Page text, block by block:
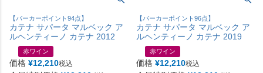
【パーカーポイント94点】
カテナ サパータ マルベック ア
ルヘンティーノ カテナ 2012
赤ワイン
価格 ¥12,210税込
【パーカーポイント96点】
カテナ サパータ マルベック ア
ルヘンティーノ カテナ 2019
赤ワイン
価格 ¥12,210税込